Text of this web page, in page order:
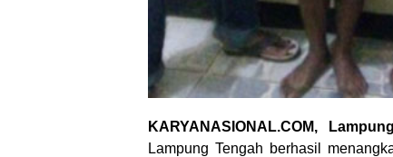
KARYANASIONAL.COM,
Lampung Tengah berhasil